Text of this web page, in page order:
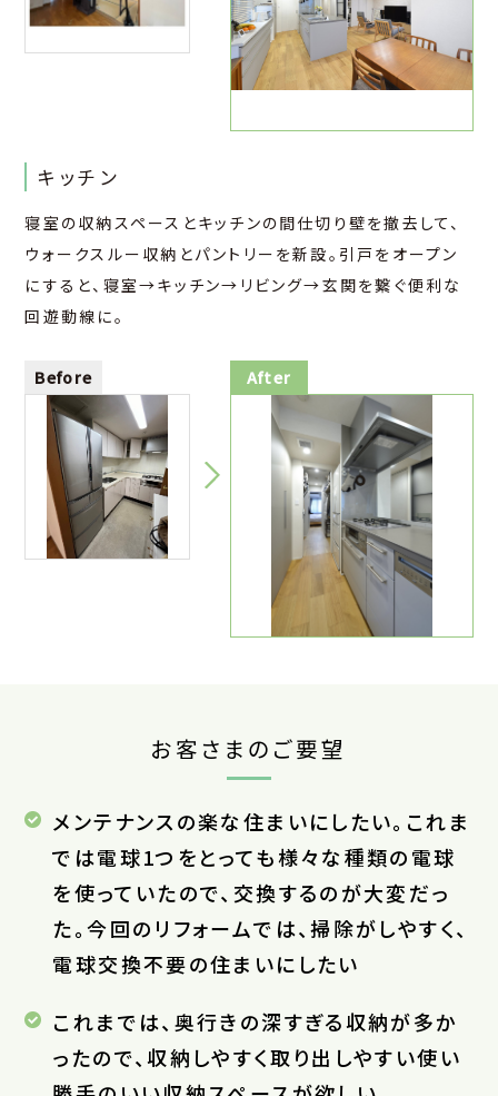
キッチン
寝室の収納スペースとキッチンの間仕切り壁を撤去して、
ウォークスルー収納とパントリーを新設。引戸をオープン
にすると、寝室→キッチン→リビング→玄関を繋ぐ便利な
回遊動線に。
お客さまのご要望
メンテナンスの楽な住まいにしたい。これま
では電球1つをとっても様々な種類の電球
を使っていたので、交換するのが大変だっ
た。今回のリフォームでは、掃除がしやすく、
電球交換不要の住まいにしたい
これまでは、奥行きの深すぎる収納が多か
ったので、収納しやすく取り出しやすい使い